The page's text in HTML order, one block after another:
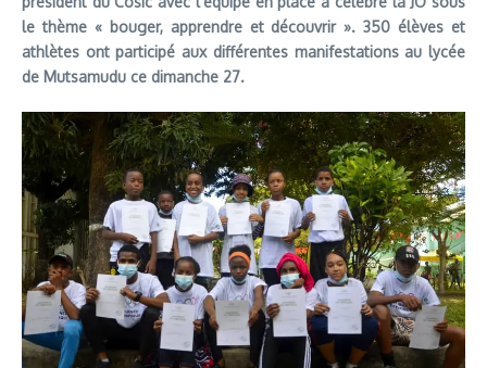
le thème « bouger, apprendre et découvrir ». 350 élèves et
athlètes ont participé aux différentes manifestations au lycée
de Mutsamudu ce dimanche 27.